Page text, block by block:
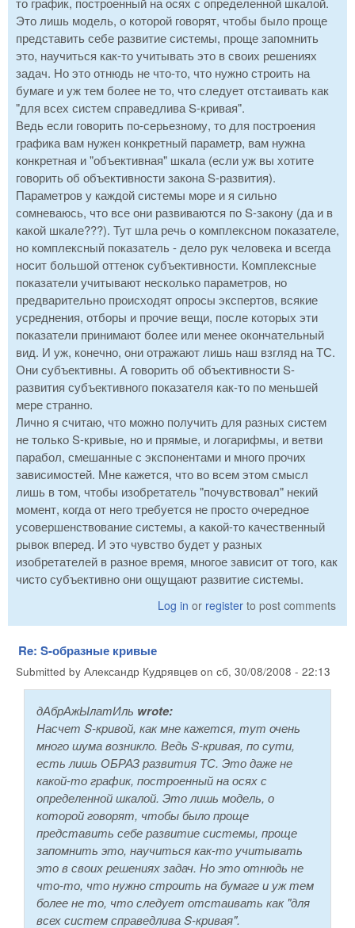
Это лишь модель, о которой говорят, чтобы было проще
представить себе развитие системы, проще запомнить
это, научиться как-то учитывать это в своих решениях
задач. Но это отнюдь не что-то, что нужно строить на
бумаге и уж тем более не то, что следует отстаивать как
"для всех систем справедлива S-кривая".
Ведь если говорить по-серьезному, то для построения
графика вам нужен конкретный параметр, вам нужна
конкретная и "объективная" шкала (если уж вы хотите
говорить об объективности закона S-развития).
Параметров у каждой системы море и я сильно
сомневаюсь, что все они развиваются по S-закону (да и в
какой шкале???). Тут шла речь о комплексном показателе,
но комплексный показатель - дело рук человека и всегда
носит большой оттенок субъективности. Комплексные
показатели учитывают несколько параметров, но
предварительно происходят опросы экспертов, всякие
усреднения, отборы и прочие вещи, после которых эти
показатели принимают более или менее окончательный
вид. И уж, конечно, они отражают лишь наш взгляд на ТС.
Они субъективны. А говорить об объективности S-
развития субъективного показателя как-то по меньшей
мере странно.
Лично я считаю, что можно получить для разных систем
не только S-кривые, но и прямые, и логарифмы, и ветви
парабол, смешанные с экспонентами и много прочих
зависимостей. Мне кажется, что во всем этом смысл
лишь в том, чтобы изобретатель "почувствовал" некий
момент, когда от него требуется не просто очередное
усовершенствование системы, а какой-то качественный
рывок вперед. И это чувство будет у разных
изобретателей в разное время, многое зависит от того, как
чисто субъективно они ощущают развитие системы.
Log in or register to post comments
Re: S-образные кривые
Submitted by Александр Кудрявцев on сб, 30/08/2008 - 22:13
дАбрАжЫлатИль wrote:
Насчет S-кривой, как мне кажется, тут очень
много шума возникло. Ведь S-кривая, по сути,
есть лишь ОБРАЗ развития ТС. Это даже не
какой-то график, построенный на осях с
определенной шкалой. Это лишь модель, о
которой говорят, чтобы было проще
представить себе развитие системы, проще
запомнить это, научиться как-то учитывать
это в своих решениях задач. Но это отнюдь не
что-то, что нужно строить на бумаге и уж тем
более не то, что следует отстаивать как "для
всех систем справедлива S-кривая".